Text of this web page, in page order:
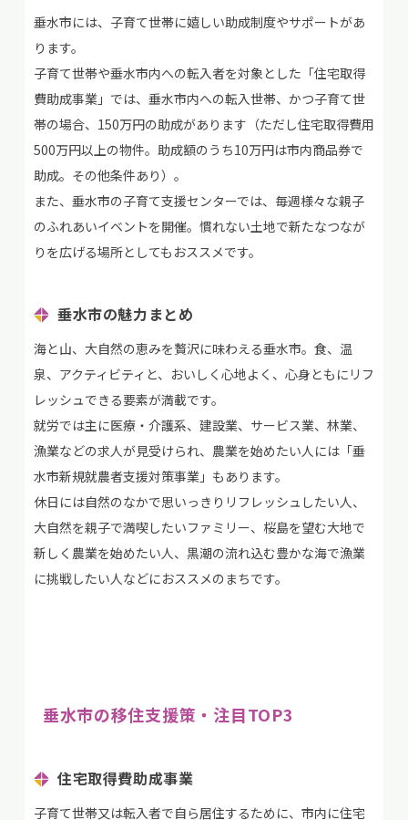
垂水市には、子育て世帯に嬉しい助成制度やサポートがあ
ります。
子育て世帯や垂水市内への転入者を対象とした「住宅取得
費助成事業」では、垂水市内への転入世帯、かつ子育て世
帯の場合、150万円の助成があります（ただし住宅取得費用
500万円以上の物件。助成額のうち10万円は市内商品券で
助成。その他条件あり）。
また、垂水市の子育て支援センターでは、毎週様々な親子
のふれあいイベントを開催。慣れない土地で新たなつなが
りを広げる場所としてもおススメです。
垂水市の魅力まとめ
海と山、大自然の恵みを贅沢に味わえる垂水市。食、温
泉、アクティビティと、おいしく心地よく、心身ともにリフ
レッシュできる要素が満載です。
就労では主に医療・介護系、建設業、サービス業、林業、
漁業などの求人が見受けられ、農業を始めたい人には「垂
水市新規就農者支援対策事業」もあります。
休日には自然のなかで思いっきりリフレッシュしたい人、
大自然を親子で満喫したいファミリー、桜島を望む大地で
新しく農業を始めたい人、黒潮の流れ込む豊かな海で漁業
に挑戦したい人などにおススメのまちです。
垂水市の移住支援策 ・注目TOP3
住宅取得費助成事業
子育て世帯又は転入者で自ら居住するために、市内に住宅